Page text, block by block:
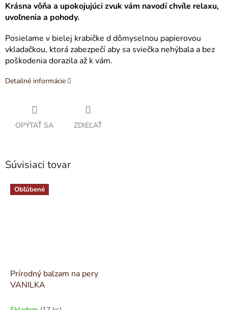
Krásna vôňa a upokojujúci zvuk vám navodí chvíle relaxu,
uvoľnenia a pohody.
Posielame v bielej krabičke d dômyselnou papierovou
vkladačkou, ktorá zabezpečí aby sa sviečka nehýbala a bez
poškodenia dorazila až k vám.
Detailné informácie
OPÝTAŤ SA ZDIEĽAŤ
Súvisiaci tovar
Obľúbené
Prírodný balzam na pery
VANILKA